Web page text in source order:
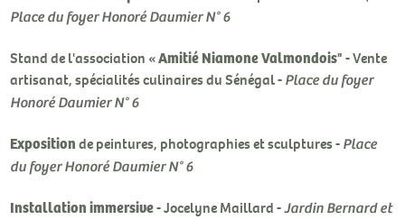
Place du foyer Honoré Daumier N° 6
Stand de l'association «Amitié Niamone Valmondois"- Vente
artisanat, spécialités culinaires du Sénégal - Place du foyer
Honoré Daumier N° 6
Expositionde peintures, photographies et sculptures - Place
du foyer Honoré Daumier N° 6
Installation immersive- Jocelyne Maillard -Jardin Bernard et